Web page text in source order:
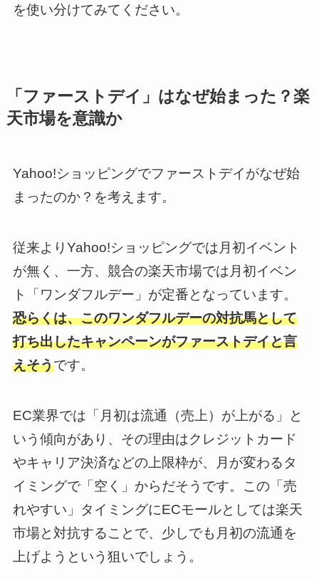
を使い分けてみてください。
「ファーストデイ」はなぜ始まった？楽
天市場を意識か
Yahoo!ショッピングでファーストデイがなぜ始
まったのか？を考えます。
従来よりYahoo!ショッピングでは月初イベント
が無く、一方、競合の楽天市場では月初イベン
ト「ワンダフルデー」が定番となっています。
恐らくは、このワンダフルデーの対抗馬として
打ち出したキャンペーンがファーストデイと言
えそうです。
EC業界では「月初は流通（売上）が上がる」と
いう傾向があり、その理由はクレジットカード
やキャリア決済などの上限枠が、月が変わるタ
イミングで「空く」からだそうです。この「売
れやすい」タイミングにECモールとしては楽天
市場と対抗することで、少しでも月初の流通を
上げようという狙いでしょう。